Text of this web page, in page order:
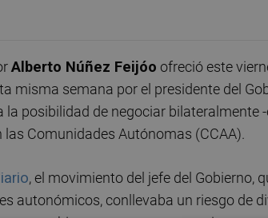
Alberto Núñez Feijóo ofreció este
misma semana por el presidente del
la posibilidad de negociar bilateralmente
Comunidades Autónomas (CCAA).
, el movimiento del jefe del Gobierno,
autonómicos, conllevaba un riesgo de